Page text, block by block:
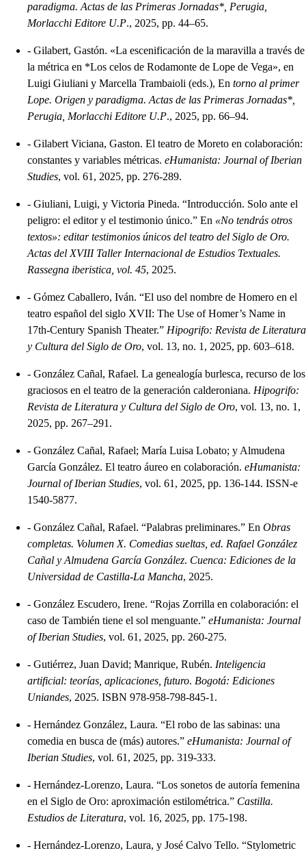
paradigma. Actas de las Primeras Jornadas*, Perugia,
Morlacchi Editore U.P., 2025, pp. 44–65.
- Gilabert, Gastón. «La escenificación de la maravilla a través de
la métrica en *Los celos de Rodamonte de Lope de Vega», en
Luigi Giuliani y Marcella Trambaioli (eds.), En torno al primer
Lope. Origen y paradigma. Actas de las Primeras Jornadas*,
Perugia, Morlacchi Editore U.P., 2025, pp. 66–94.
- Gilabert Viciana, Gaston. El teatro de Moreto en colaboración:
constantes y variables métricas. eHumanista: Journal of Iberian
Studies, vol. 61, 2025, pp. 276-289.
- Giuliani, Luigi, y Victoria Pineda. “Introducción. Solo ante el
peligro: el editor y el testimonio único.” En «No tendrás otros
textos»: editar testimonios únicos del teatro del Siglo de Oro.
Actas del XVIII Taller Internacional de Estudios Textuales.
Rassegna iberistica, vol. 45, 2025.
- Gómez Caballero, Iván. “El uso del nombre de Homero en el
teatro español del siglo XVII: The Use of Homer’s Name in
17th-Century Spanish Theater.” Hipogrifo: Revista de Literatura
y Cultura del Siglo de Oro, vol. 13, no. 1, 2025, pp. 603–618.
- González Cañal, Rafael. La genealogía burlesca, recurso de los
graciosos en el teatro de la generación calderoniana. Hipogrifo:
Revista de Literatura y Cultura del Siglo de Oro, vol. 13, no. 1,
2025, pp. 267–291.
- González Cañal, Rafael; María Luisa Lobato; y Almudena
García González. El teatro áureo en colaboración. eHumanista:
Journal of Iberian Studies, vol. 61, 2025, pp. 136-144. ISSN-e
1540-5877.
- González Cañal, Rafael. “Palabras preliminares.” En Obras
completas. Volumen X. Comedias sueltas, ed. Rafael González
Cañal y Almudena García González. Cuenca: Ediciones de la
Universidad de Castilla-La Mancha, 2025.
- González Escudero, Irene. “Rojas Zorrilla en colaboración: el
caso de También tiene el sol menguante.” eHumanista: Journal
of Iberian Studies, vol. 61, 2025, pp. 260-275.
- Gutiérrez, Juan David; Manrique, Rubén. Inteligencia
artificial: teorías, aplicaciones, futuro. Bogotá: Ediciones
Uniandes, 2025. ISBN 978-958-798-845-1.
- Hernández González, Laura. “El robo de las sabinas: una
comedia en busca de (más) autores.” eHumanista: Journal of
Iberian Studies, vol. 61, 2025, pp. 319-333.
- Hernández-Lorenzo, Laura. “Los sonetos de autoría femenina
en el Siglo de Oro: aproximación estilométrica.” Castilla.
Estudios de Literatura, vol. 16, 2025, pp. 175-198.
- Hernández-Lorenzo, Laura, y José Calvo Tello. “Stylometric